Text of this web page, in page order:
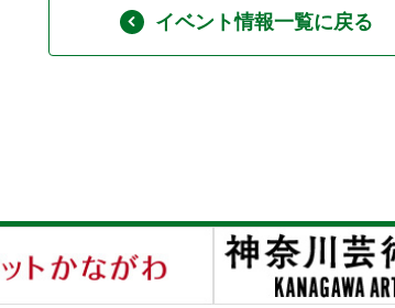
イベント情報一覧に戻る